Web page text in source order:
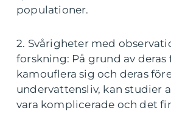
populationer.
2. Svårigheter med
forskning: På grund av
kamouflera sig och deras
undervattensliv, kan studier
vara komplicerade och det